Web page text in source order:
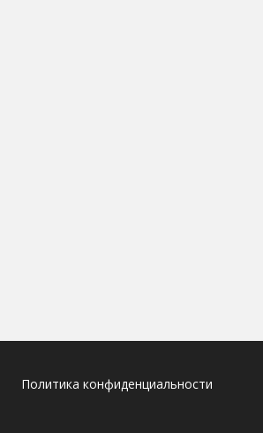
Политика конфиденциальности